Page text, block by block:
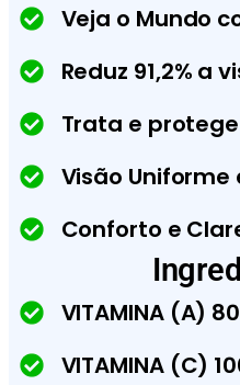
Veja o Mundo
Reduz 91,2% a
Trata e
Visão Uniforme
Conforto e
VITAMINA (A)
VITAMINA (C)